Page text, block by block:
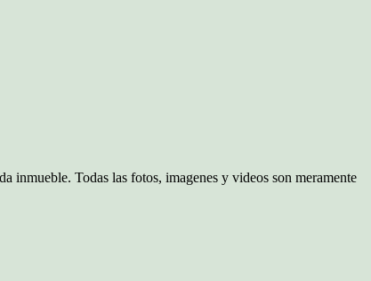
inmueble. Todas las fotos, imagenes y videos son meramente